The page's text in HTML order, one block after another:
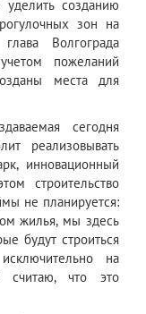
созданию
зон на
Волгограда
пожеланий
места для
сегодня
реализовывать
инновационный
строительство
не планируется:
жилья, мы здесь
будут строиться
на
считаю, что это